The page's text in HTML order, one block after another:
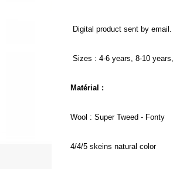
Digital product sent by email.
Sizes : 4-6 years, 8-10
Matérial :
Wool : Super Tweed - Fonty
4/4/5 skeins natural color